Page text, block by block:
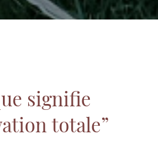
signifie
totale”